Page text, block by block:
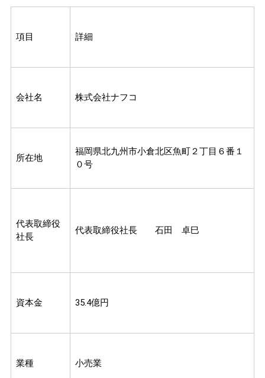
項目 詳細
会社名 株式会社ナフコ
所在地
福岡県北九州市小倉北区魚町２丁目６番１
０号
代表取締役
社長
代表取締役社長 石田 卓巳
資本金 35.4億円
業種 小売業